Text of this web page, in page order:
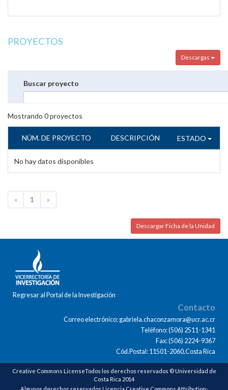
PROYECTOS
Descargas
Buscar proyecto
Mostrando 0proyectos
NÚM. DE PROYECTO DESCRIPCIÓN ESTADO
No hay datos disponibles
« 1 »
Descargar Ficha de la Unidad
Regresar al Portal de la Investigación
Contacto
Correo electrónico: gabriela.chaconzamora@ucr.ac.cr
Teléfono: (506) 2511-1341
Fax: (506) 2224-9367
Cód.Postal: 11501-2060,Costa Rica
Creative Commons LicenseTodos los derechos reservados © Universidad de
Costa Rica 2014